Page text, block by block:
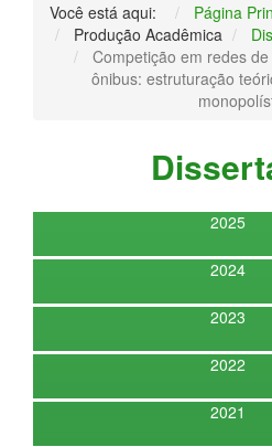
Você está aqui:
Página
Produção Acadêmica
Competição em redes
ônibus: estruturação
2025
2024
2023
2022
2021